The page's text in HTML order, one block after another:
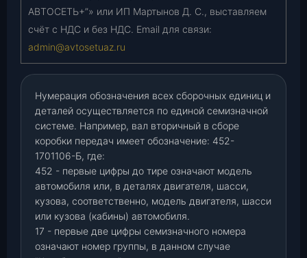
АВТОСЕТЬ+”» или ИП Мартынов Д. С., выставляем
счёт с НДС и без НДС. Email для связи:
admin@avtosetuaz.ru
Нумерация обозначения всех сборочных единиц и
деталей осуществляется по единой семизначной
системе. Например, вал вторичный в сборе
коробки передач имеет обозначение: 452-
1701106-Б, где:
452 - первые цифры до тире означают модель
автомобиля или, в деталях двигателя, шасси,
кузова, соответственно, модель двигателя, шасси
или кузова (кабины) автомобиля.
17 - первые две цифры семизначного номера
означают номер группы, в данном случае